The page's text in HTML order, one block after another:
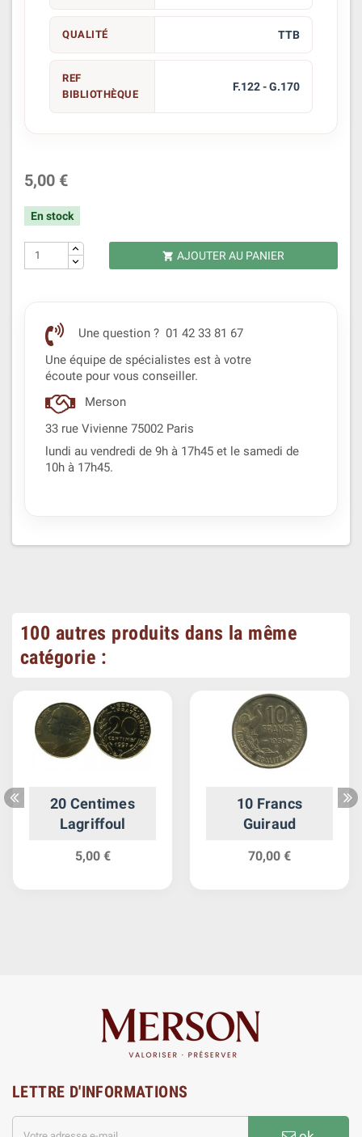
QUALITÉ TTB
REF
BIBLIOTHÈQUE
F.122 - G.170
5,00 €
En stock
 AJOUTER AU PANIER
Une question ? 01 42 33 81 67
Une équipe de spécialistes est à votre
écoute pour vous conseiller.
Merson
33 rue Vivienne 75002 Paris
lundi au vendredi de 9h à 17h45 et le samedi de
10h à 17h45.
100 autres produits dans la même
catégorie :
20 Centimes
Lagriffoul
5,00 €
10 Francs
Guiraud
70,00 €
LETTRE D'INFORMATIONS